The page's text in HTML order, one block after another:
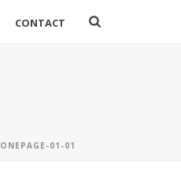
CONTACT
ONEPAGE-01-01